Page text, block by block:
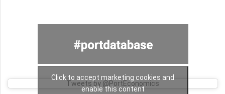
Tweets by @PortEconomics
Click to accept marketing cookies and
enable this content